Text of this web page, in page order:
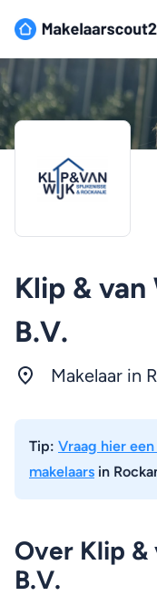
Klip &
B.V.
Makelaar in
Tip: Vraag hier
makelaars in
Over Klip &
B.V.